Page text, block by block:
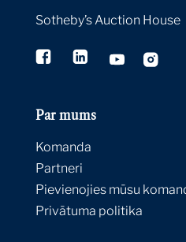
Sotheby’s Auction House
Par mums
Komanda
Partneri
Pievienojies mūsu
Privātuma politika